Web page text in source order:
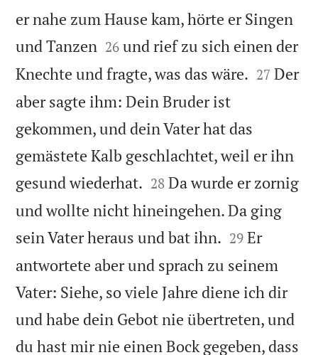
er nahe zum Hause kam, hörte er Singen
und Tanzen 

26 und rief zu sich einen der
Knechte und fragte, was das wäre. 

27 Der
aber sagte ihm: Dein Bruder ist
gekommen, und dein Vater hat das
gemästete Kalb geschlachtet, weil er ihn
gesund wiederhat. 

28 Da wurde er zornig
und wollte nicht hineingehen. Da ging
sein Vater heraus und bat ihn. 

29 Er
antwortete aber und sprach zu seinem
Vater: Siehe, so viele Jahre diene ich dir
und habe dein Gebot nie übertreten, und
du hast mir nie einen Bock gegeben, dass